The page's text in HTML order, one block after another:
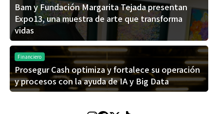
Bam y Fundación Margarita Tejada presentan
Expo13, una muestra de arte que transforma
vidas
Financiero
Prosegur Cash optimiza y fortalece su operación
y procesos con la ayuda de IA y Big Data